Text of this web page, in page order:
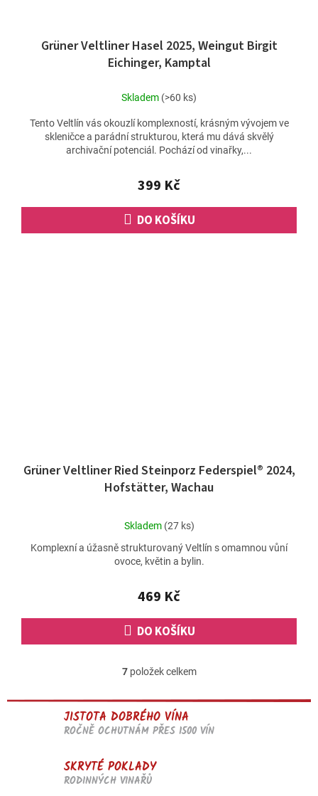
Grüner Veltliner Hasel 2025, Weingut Birgit
Eichinger, Kamptal
Skladem (>60 ks)
399 Kč
DO KOŠÍKU
Tento Veltlín vás okouzlí komplexností, krásným vývojem ve
skleničce a parádní strukturou, která mu dává skvělý
archivační potenciál. Pochází od vinařky,...
Grüner Veltliner Ried Steinporz Federspiel® 2024,
Hofstätter, Wachau
Průměrné
produktu
je
z
5
hvězdiček.
Skladem (27 ks)
469 Kč
DO KOŠÍKU
Komplexní a úžasně strukturovaný Veltlín s omamnou vůní
ovoce, květin a bylin.
O
l
á
d
7položek celkem
JISTOTA DOBRÉHO VÍNA
ROČNĚ OCHUTNÁM PŘES 1500 VÍN
SKRYTÉ POKLADY
RODINNÝCH VINAŘŮ